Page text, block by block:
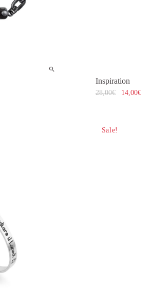
Inspiration
28,00€ 14,00€
Sale!